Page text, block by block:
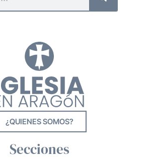
¿QUIENES SOMOS?
Secciones